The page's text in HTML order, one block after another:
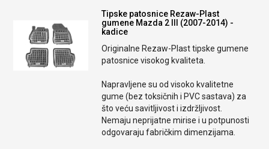
Tipske patosnice Rezaw-Plast
gumene Mazda 2 III (2007-2014) -
kadice
Originalne Rezaw-Plast tipske gumene
patosnice visokog kvaliteta.
Napravljene su od visoko kvalitetne
gume (bez toksičnih i PVC sastava) za
što veću savitljivost i izdržljivost.
Nemaju neprijatne mirise i u potpunosti
odgovaraju fabričkim dimenzijama.